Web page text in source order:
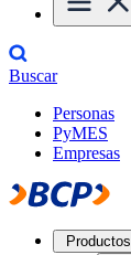
Buscar
Personas
PyMES
Empresas
Productos